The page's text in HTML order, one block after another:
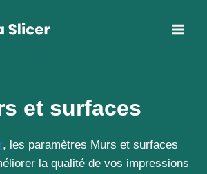
et surfaces
, les paramètres Murs et surfaces
la qualité de vos impressions